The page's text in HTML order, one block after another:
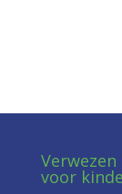
voor